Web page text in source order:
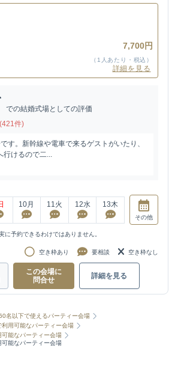
7,700円
（1人あたり・税込）
詳細を見る
での結婚式場としての評価
件)
す。新幹線や電車で来るゲストがいたり、
行けるので二...
10月 11火 12水 13木
その他
に予約できるわけではありません。
空き枠あり 要相談 空き枠なし
この会場に
問合せ
詳細を見る
名以下で使えるパーティー会場
利用可能なパーティー会場
可能なパーティー会場
可能なパーティー会場